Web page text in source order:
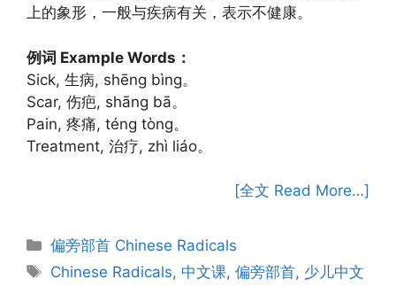
上的象形，一般与疾病有关，表示不健康。
例词 Example Words：
Sick, 生病, shēng bìng。
Scar, 伤疤, shāng bā。
Pain, 疼痛, téng tòng。
Treatment, 治疗, zhì liáo。
[全文 Read More…]
Categories
偏旁部首 Chinese Radicals
Tags
Chinese Radicals, 中文课,偏旁部首, 少儿中文